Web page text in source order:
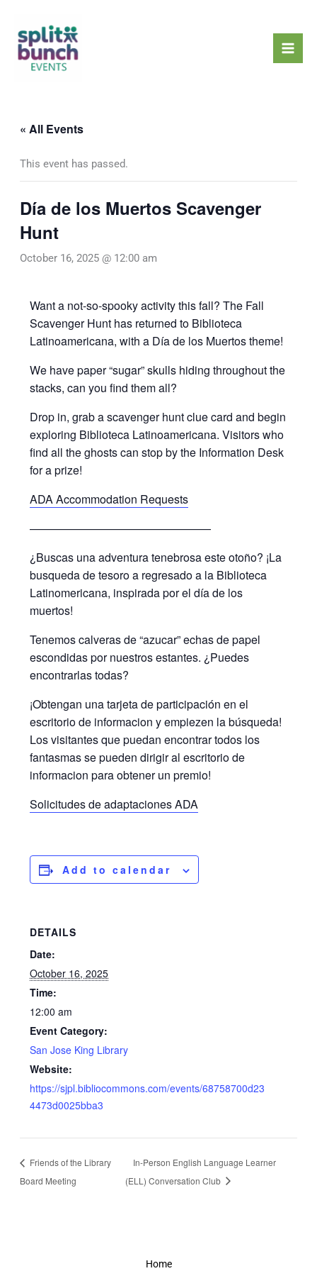
content
« All Events
This event has passed.
Día de los Muertos Scavenger
Hunt
October 16, 2025 @ 12:00 am
Want a not-so-spooky activity this fall? The Fall
Scavenger Hunt has returned to Biblioteca
Latinoamericana, with a Día de los Muertos theme!
We have paper “sugar” skulls hiding throughout the
stacks, can you find them all?
Drop in, grab a scavenger hunt clue card and begin
exploring Biblioteca Latinoamericana. Visitors who
find all the ghosts can stop by the Information Desk
for a prize!
ADA Accommodation Requests
————————————————
¿Buscas una adventura tenebrosa este otoño? ¡La
busqueda de tesoro a regresado a la Biblioteca
Latinomericana, inspirada por el día de los
muertos!
Tenemos calveras de “azucar” echas de papel
escondidas por nuestros estantes. ¿Puedes
encontrarlas todas?
¡Obtengan una tarjeta de participación en el
escritorio de informacion y empiezen la búsqueda!
Los visitantes que puedan encontrar todos los
fantasmas se pueden dirigir al escritorio de
informacion para obtener un premio!
Solicitudes de adaptaciones ADA
Add to calendar
DETAILS
Date:
October 16, 2025
Time:
12:00 am
Event Category:
San Jose King Library
Website:
https://sjpl.bibliocommons.com/events/68758700d23
4473d0025bba3
Friends of the Library
Board Meeting
In-Person English Language Learner
(ELL) Conversation Club
Home